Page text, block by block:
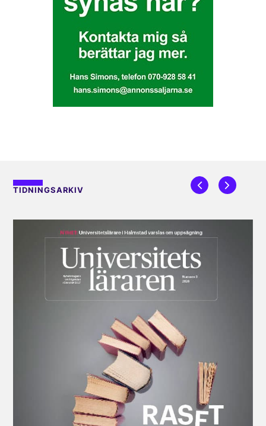
TIDNINGSARKIV